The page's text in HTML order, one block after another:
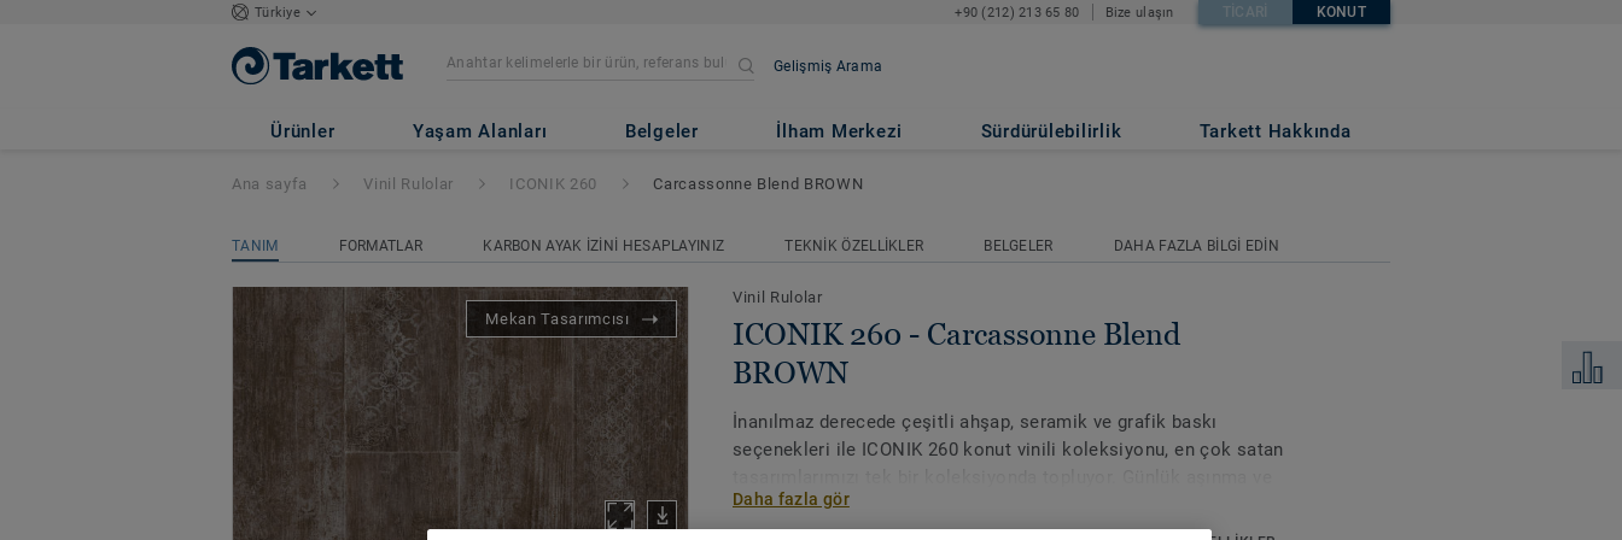
Türkiye +90 (212) 213 65 80 Bize ulaşın TICARI KONUT
Gelişmiş Arama
Ürünler Yaşam Alanları Belgeler İlham Merkezi Sürdürülebilirlik Tarkett Hakkında
ICONIK 260 - Carcassonne Blend BROWN
Ana sayfa Vinil Rulolar ICONIK 260 Carcassonne Blend BROWN
TANIM FORMATLAR KARBON AYAK İZINI HESAPLAYINIZ TEKNIK ÖZELLIKLER BELGELER DAHA FAZLA BILGI EDIN
Mekan Tasarımcısı
Vinil Rulolar
ICONIK 260 - Carcassonne Blend
BROWN
İnanılmaz derecede çeşitli ahşap, seramik ve grafik baskı
seçenekleri ile ICONIK 260 konut vinili koleksiyonu, en çok satan
yıpranmaya karşı iyi direnç sağlayan 16dB'lik ses azaltımı ile bu
koleksiyon, yatak odaları, oturma odaları, mutfaklar ve hatta
Daha fazla gör